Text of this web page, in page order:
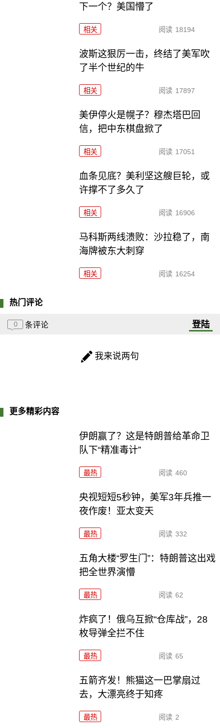
下一个？美国懵了
相关 阅读 18194
波斯这狠厉一击，终结了美军吹
了半个世纪的牛
相关 阅读 17897
美伊停火是幌子？穆杰塔巴回
信，把中东棋盘掀了
相关 阅读 17051
血条见底？美利坚这艘巨轮，或
许撑不了多久了
相关 阅读 16906
马科斯两线溃败：沙拉稳了，南
海牌被东大刺穿
相关 阅读 16254
热门评论
0 条评论 登陆
我来说两句
更多精彩内容
伊朗赢了？这是特朗普给革命卫
队下“精准毒计”
最热 阅读 460
央视短短5秒钟，美军3年兵推一
夜作废！亚太变天
最热 阅读 332
五角大楼“罗生门”：特朗普这出戏
把全世界演懵
最热 阅读 62
炸疯了！俄乌互掀“仓库战”，28
枚导弹全拦不住
最热 阅读 65
五箭齐发！熊猫这一巴掌扇过
去，大漂亮终于知疼
最热 阅读 2